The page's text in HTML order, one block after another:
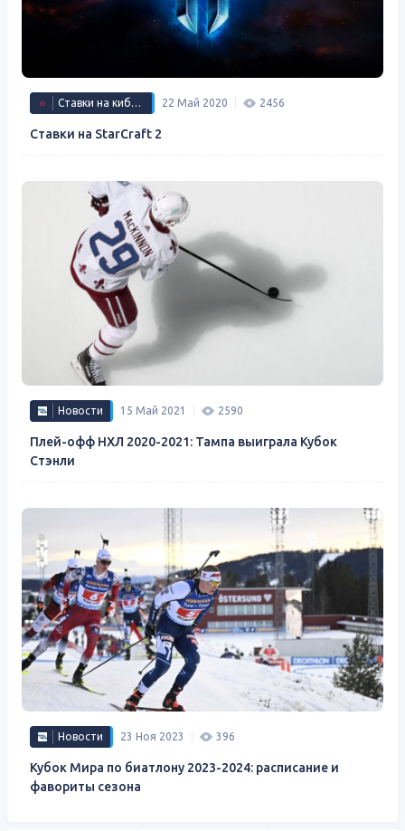
Ставки на киберспорт 22 Май 2020 2456
Ставки на StarCraft 2
Новости 15 Май 2021 2590
Плей-офф НХЛ 2020-2021: Тампа выиграла Кубок
Стэнли
Новости 23 Ноя 2023 396
Кубок Мира по биатлону 2023-2024: расписание и
фавориты сезона